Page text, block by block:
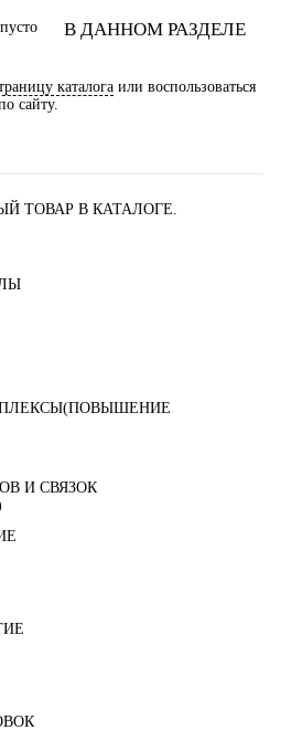
В ДАННОМ РАЗДЕЛЕ
каталога или воспользоваться
сайту.
ТОВАР В КАТАЛОГЕ.
И СВЯЗОК